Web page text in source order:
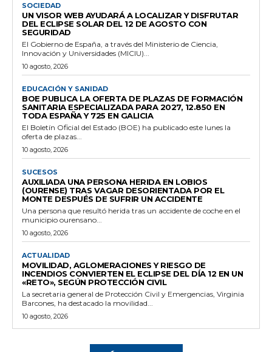
SOCIEDAD
UN VISOR WEB AYUDARÁ A LOCALIZAR Y DISFRUTAR
DEL ECLIPSE SOLAR DEL 12 DE AGOSTO CON
SEGURIDAD
El Gobierno de España, a través del Ministerio de Ciencia,
Innovación y Universidades (MICIU)...
10 agosto, 2026
EDUCACIÓN Y SANIDAD
BOE PUBLICA LA OFERTA DE PLAZAS DE FORMACIÓN
SANITARIA ESPECIALIZADA PARA 2027, 12.850 EN
TODA ESPAÑA Y 725 EN GALICIA
El Boletín Oficial del Estado (BOE) ha publicado este lunes la
oferta de plazas...
10 agosto, 2026
SUCESOS
AUXILIADA UNA PERSONA HERIDA EN LOBIOS
(OURENSE) TRAS VAGAR DESORIENTADA POR EL
MONTE DESPUÉS DE SUFRIR UN ACCIDENTE
Una persona que resultó herida tras un accidente de coche en el
municipio ourensano...
10 agosto, 2026
ACTUALIDAD
MOVILIDAD, AGLOMERACIONES Y RIESGO DE
INCENDIOS CONVIERTEN EL ECLIPSE DEL DÍA 12 EN UN
«RETO», SEGÚN PROTECCIÓN CIVIL
La secretaria general de Protección Civil y Emergencias, Virginia
Barcones, ha destacado la movilidad...
10 agosto, 2026